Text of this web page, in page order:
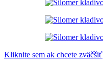
Kliknite sem ak chcete zväčšiť